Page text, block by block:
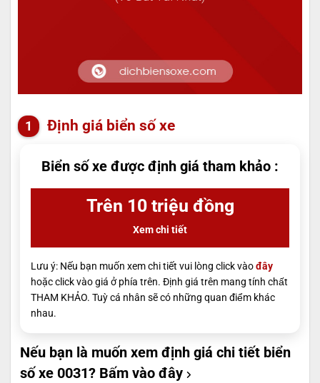
Định giá biển số xe
Biển số xe được định giá tham khảo :
Trên 10 triệu đồng
Xem chi tiết
Lưu ý: Nếu bạn muốn xem chi tiết vui lòng click vàođây
hoặc click vào giá ở phía trên. Định giá trên mang tính chất
THAM KHẢO. Tuỳ cá nhân sẽ có những quan điểm khác
nhau.
Nếu bạn là muốn xem định giá chi tiết biển
số xe 0031? Bấm vào đây